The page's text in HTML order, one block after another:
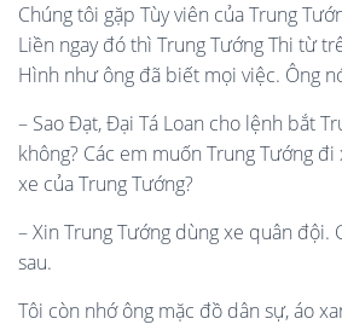
Chúng tôi gặp Tùy viên của Trung
Liền ngay đó thì Trung Tướng Thi từ
Hình như ông đã biết mọi việc. Ông
– Sao Đạt, Đại Tá Loan cho lệnh bắt
không? Các em muốn Trung Tướng đi
xe của Trung Tướng?
– Xin Trung Tướng dùng xe quân đội.
sau.
Tôi còn nhớ ông mặc đồ dân sự, áo